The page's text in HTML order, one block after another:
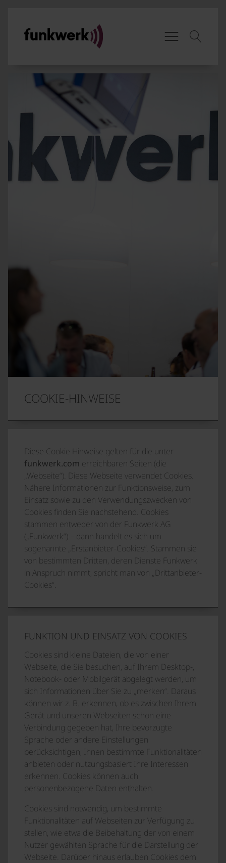
COOKIE-HINWEISE
Diese Cookie Hinweise gelten für die unter
funkwerk.com erreichbaren Seiten (die
„Webseite“). Diese Webseite verwendet Cookies.
Nähere Informationen zur Funktionsweise, zum
Einsatz sowie zu den Verwendungszwecken von
Cookies finden Sie nachstehend. Cookies
stammen entweder von der Funkwerk AG
(„Funkwerk“) – dann handelt es sich um
sogenannte „Erstanbieter-Cookies“. Stammen sie
von bestimmten Dritten, deren Dienste Funkwerk
in Anspruch nimmt, spricht man von „Drittanbieter-
Cookies“.
FUNKTION UND EINSATZ VON COOKIES
Cookies sind kleine Dateien, die von einer
Webseite, die Sie besuchen, auf Ihrem Desktop-,
Notebook- oder Mobilgerät abgelegt werden, um
sich Informationen über Sie zu „merken“. Daraus
können wir z. B. erkennen, ob es zwischen Ihrem
Gerät und unseren Webseiten schon eine
Verbindung gegeben hat, Ihre bevorzugte
Sprache oder andere Einstellungen
berücksichtigen, Ihnen bestimmte Funktionalitäten
anbieten oder nutzungsbasiert Ihre Interessen
erkennen. Cookies können auch
personenbezogene Daten enthalten.
Cookies sind notwendig, um bestimmte
Funktionalitäten auf Webseiten zur Verfügung zu
stellen, wie etwa die Beibehaltung der von einem
Nutzer gewählten Sprache für die Darstellung der
Webseite. Darüber hinaus erlauben Cookies dem